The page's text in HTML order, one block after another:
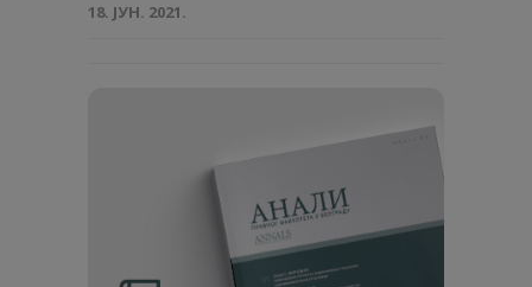
18. ЈУН. 2021.